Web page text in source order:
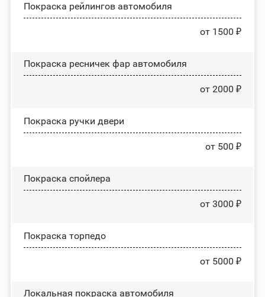
Покраска рейлингов автомобиля
от 1500 ₽
Покраска ресничек фар автомобиля
от 2000 ₽
Покраска ручки двери
от 500 ₽
Покраска спойлера
от 3000 ₽
Покраска торпедо
от 5000 ₽
Локальная покраска автомобиля